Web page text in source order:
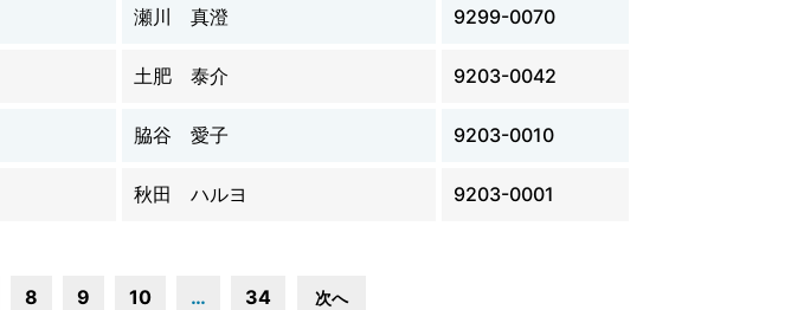
瀬川 真澄 9299-0070
土肥 泰介 9203-0042
脇谷 愛子 9203-0010
秋田 ハルヨ 9203-0001
8 9 10 … 34 次へ